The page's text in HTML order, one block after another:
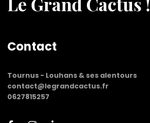
Contact
Tournus - Louhans & ses alentours
contact@legrandcactus.fr
0627815257